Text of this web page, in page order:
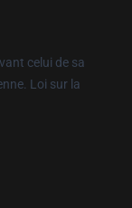
celui de sa
Loi sur la